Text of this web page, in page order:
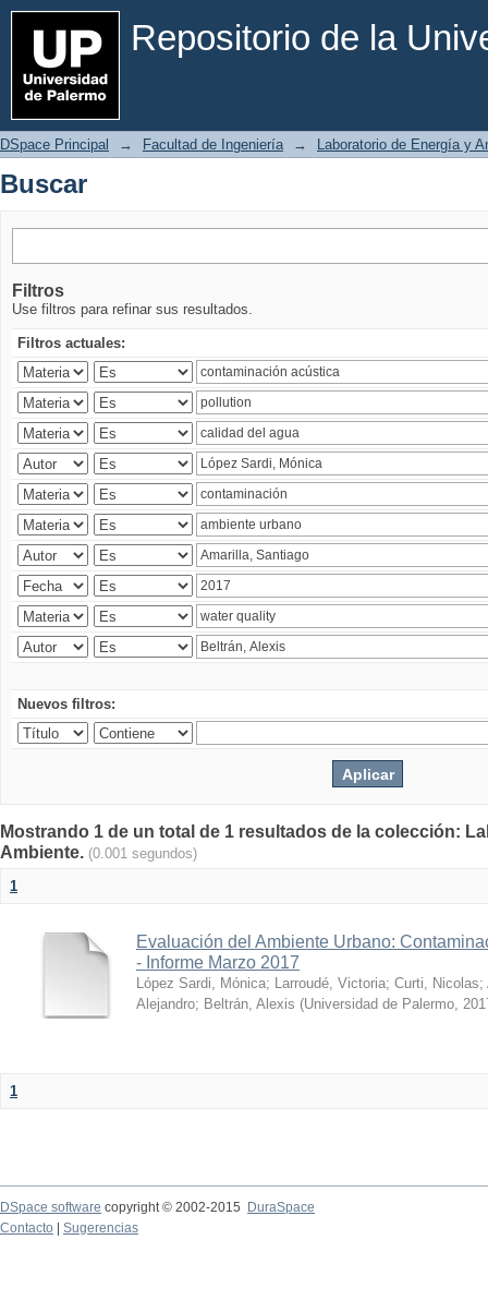
Repositorio de la
Buscar
DSpace Principal → Facultad de Ingeniería → Laboratorio de Energía y
Buscar
Filtros
Use filtros para refinar sus resultados.
Filtros actuales:
Nuevos filtros:
Mostrando 1 de un total de 1 resultados de la colección:
Ambiente. (0.001 segundos)
1
Evaluación del Ambiente Urbano:
- Informe Marzo 2017
López Sardi, Mónica; Larroudé, Victoria; Curti, Nicolas;
Alejandro; Beltrán, Alexis (Universidad de Palermo,
1
DSpace software copyright © 2002-2015
DuraSpace
Contacto
Sugerencias